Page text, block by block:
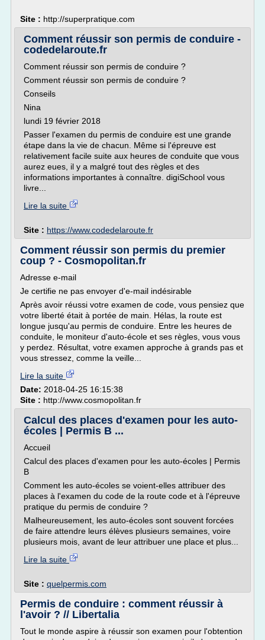
Site : http://superpratique.com
Comment réussir son permis de conduire -
codedelaroute.fr
Comment réussir son permis de conduire ?
Comment réussir son permis de conduire ?
Conseils
Nina
lundi 19 février 2018
Passer l'examen du permis de conduire est une grande
étape dans la vie de chacun. Même si l'épreuve est
relativement facile suite aux heures de conduite que vous
aurez eues, il y a malgré tout des règles et des
informations importantes à connaître. digiSchool vous
livre...
Lire la suite
Site : https://www.codedelaroute.fr
Comment réussir son permis du premier
coup ? - Cosmopolitan.fr
Adresse e-mail
Je certifie ne pas envoyer d'e-mail indésirable
Après avoir réussi votre examen de code, vous pensiez que
votre liberté était à portée de main. Hélas, la route est
longue jusqu'au permis de conduire. Entre les heures de
conduite, le moniteur d'auto-école et ses règles, vous vous
y perdez. Résultat, votre examen approche à grands pas et
vous stressez, comme la veille...
Lire la suite
Date: 2018-04-25 16:15:38
Site : http://www.cosmopolitan.fr
Calcul des places d'examen pour les auto-
écoles | Permis B ...
Accueil
Calcul des places d'examen pour les auto-écoles | Permis
B
Comment les auto-écoles se voient-elles attribuer des
places à l'examen du code de la route code et à l'épreuve
pratique du permis de conduire ?
Malheureusement, les auto-écoles sont souvent forcées
de faire attendre leurs élèves plusieurs semaines, voire
plusieurs mois, avant de leur attribuer une place et plus...
Lire la suite
Site : quelpermis.com
Permis de conduire : comment réussir à
l'avoir ? // Libertalia
Tout le monde aspire à réussir son examen pour l'obtention